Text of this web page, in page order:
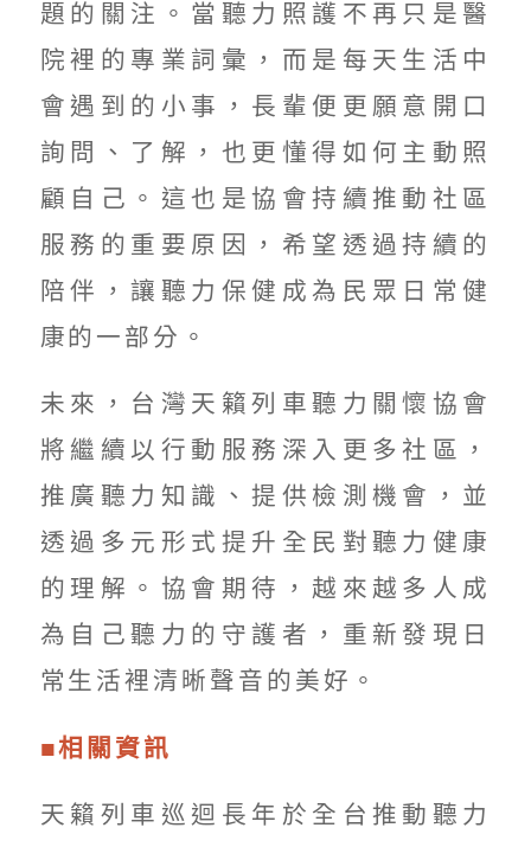
題的關注。當聽力照護不再只是醫
院裡的專業詞彙，而是每天生活中
會遇到的小事，長輩便更願意開口
詢問、了解，也更懂得如何主動照
顧自己。這也是協會持續推動社區
服務的重要原因，希望透過持續的
陪伴，讓聽力保健成為民眾日常健
康的一部分。
未來，台灣天籟列車聽力關懷協會
將繼續以行動服務深入更多社區，
推廣聽力知識、提供檢測機會，並
透過多元形式提升全民對聽力健康
的理解。協會期待，越來越多人成
為自己聽力的守護者，重新發現日
常生活裡清晰聲音的美好。
■相關資訊
天籟列車巡迴長年於全台推動聽力